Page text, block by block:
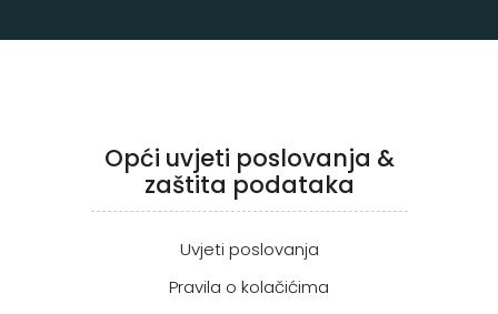
Opći uvjeti poslovanja &
zaštita podataka
Uvjeti poslovanja
Pravila o kolačićima